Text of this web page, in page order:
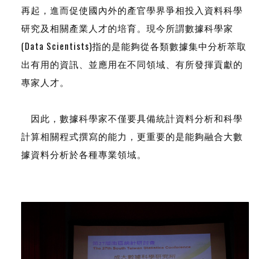
再起，進而促使國內外的產官學界爭相投入資料科學
研究及相關產業人才的培育。現今所謂數據科學家
(Data Scientists)指的是能夠從各類數據集中分析萃取
出有用的資訊、並應用在不同領域、有所發揮貢獻的
專家人才。
因此，數據科學家不僅要具備統計資料分析和科學
計算相關程式撰寫的能力，更重要的是能夠融合大數
據資料分析於各種專業領域。